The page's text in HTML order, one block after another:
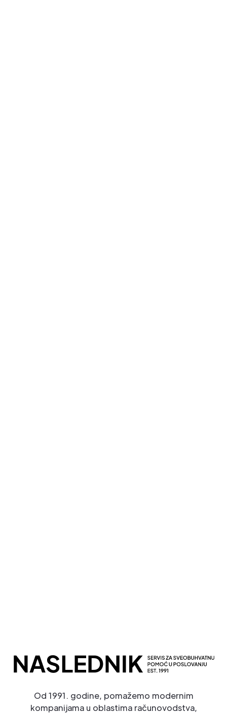
Od 1991. godine, pomažemo modernim
kompanijama u oblastima računovodstva,